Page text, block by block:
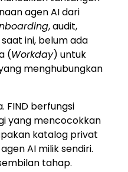
agen AI dari
, audit,
ini, belum ada
(Workday) untuk
menghubungkan
FIND berfungsi
yang mencocokkan
katalog privat
AI milik sendiri.
tahap.